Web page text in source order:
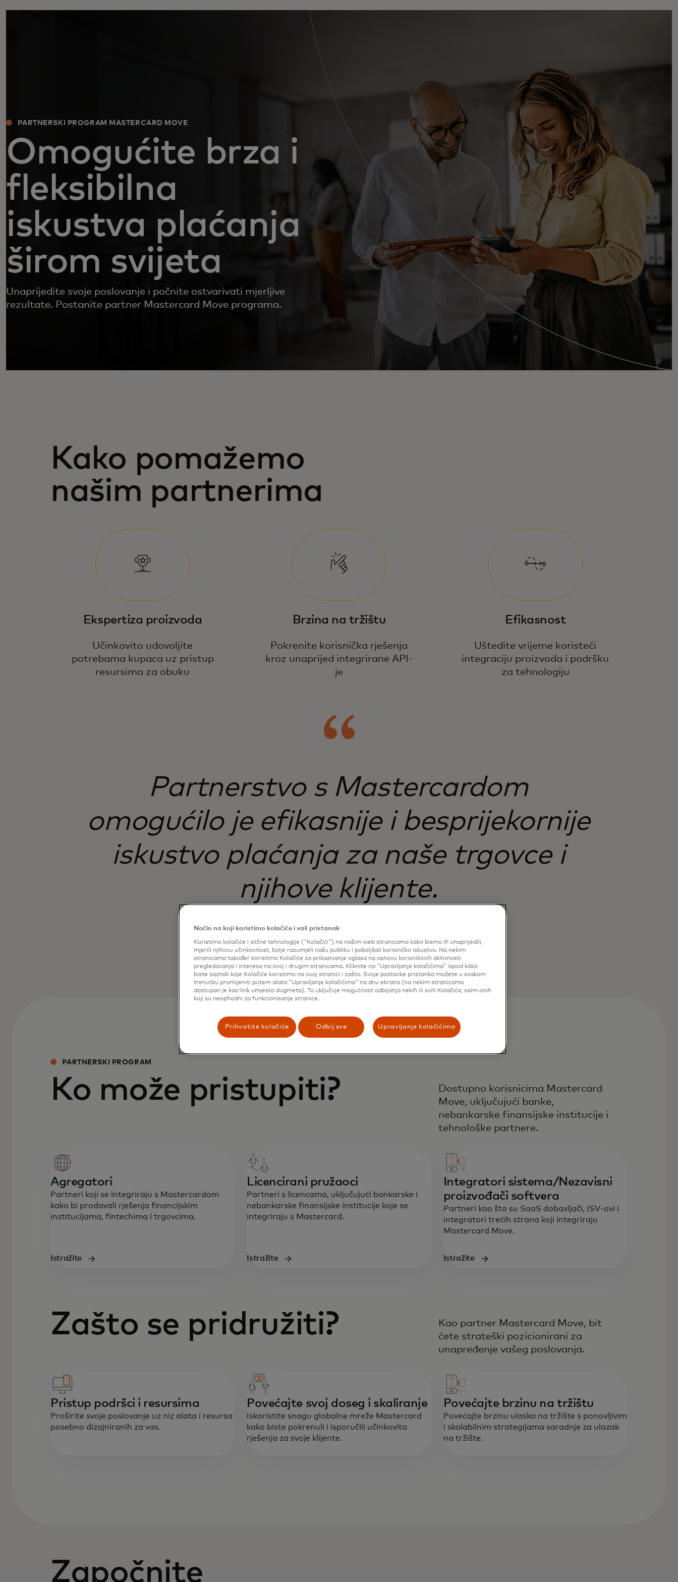
PARTNERSKI PROGRAM MASTERCARD MOVE
Omogućite brza i
fleksibilna
iskustva plaćanja
širom svijeta
Unaprijedite svoje poslovanje i počnite ostvarivati mjerljive
rezultate. Postanite partner Mastercard Move programa.
Kako pomažemo
našim partnerima
Ekspertiza proizvoda
Učinkovito udovoljite
potrebama kupaca uz pristup
resursima za obuku
Brzina na tržištu
Pokrenite korisnička rješenja
kroz unaprijed integrirane API-
je
Efikasnost
Uštedite vrijeme koristeći
integraciju proizvoda i podršku
za tehnologiju
Partnerstvo s Mastercardom
omogućilo je efikasnije i besprijekornije
iskustvo plaćanja za naše trgovce i
njihove klijente.
Stergios Tsalis
VP Payments Experience, Nuvei
PARTNERSKI PROGRAM
Ko može pristupiti?
Dostupno korisnicima Mastercard
Move, uključujući banke,
nebankarske finansijske institucije i
tehnološke partnere.
Agregatori
Partneri koji se integriraju s Mastercardom
kako bi prodavali rješenja financijskim
institucijama, fintechima i trgovcima.
Istražite
Licencirani pružaoci
Partneri s licencama, uključujući bankarske i
nebankarske finansijske institucije koje se
integriraju s Mastercard.
Istražite
Integratori sistema/Nezavisni
proizvođači softvera
Partneri kao što su SaaS dobavljači, ISV-ovi i
integratori trećih strana koji integriraju
Mastercard Move.
Istražite
Zašto se pridružiti?
Kao partner Mastercard Move, bit
ćete strateški pozicionirani za
unapređenje vašeg poslovanja.
Pristup podršci i resursima
Proširite svoje poslovanje uz niz alata i resursa
posebno dizajniranih za vas.
Povećajte svoj doseg i skaliranje
Iskoristite snagu globalne mreže Mastercard
kako biste pokrenuli i isporučili učinkovita
rješenja za svoje klijente.
Povećajte brzinu na tržištu
Povećajte brzinu ulaska na tržište s ponovljivim
i skalabilnim strategijama saradnje za ulazak
na tržište.
Započnite
Način na koji koristimo kolačiće i vaš pristanak
Koristimo kolačiće i slične tehnologije ("Kolačići") na našim web stranicama kako bismo ih unaprijedili,
mjerili njihovu učinkovitost, bolje razumjeli našu publiku i poboljšali korisničko iskustvo. Na nekim
stranicama također koristimo Kolačiće za prikazivanje oglasa na osnovu korisnikovih aktivnosti
pregledavanja i interesa na ovoj i drugim stranicama. Kliknite na "Upravljanje kolačićima" ispod kako
biste saznali koje Kolačiće koristimo na ovoj stranici i zašto. Svoje postavke pristanka možete u svakom
trenutku promijeniti putem alata "Upravljanje kolačićima" na dnu ekrana (na nekim stranicama
dostupan je kao link umjesto dugmeta). To uključuje mogućnost odbijanja nekih ili svih Kolačića, osim onih
koji su neophodni za funkcionisanje stranice.
Prihvatite kolačiće Odbij sve Upravljanje kolačićima